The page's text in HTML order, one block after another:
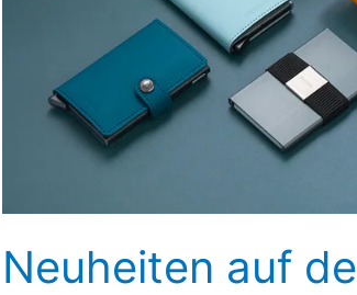
Neuheiten auf